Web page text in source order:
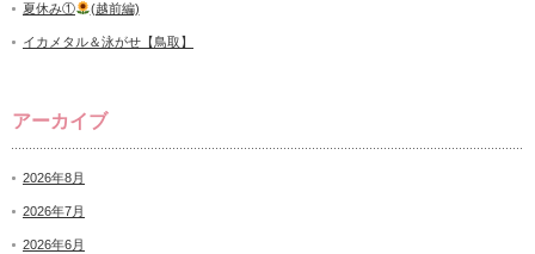
夏休み① (越前編)
イカメタル＆泳がせ【鳥取】
アーカイブ
2026年8月
2026年7月
2026年6月